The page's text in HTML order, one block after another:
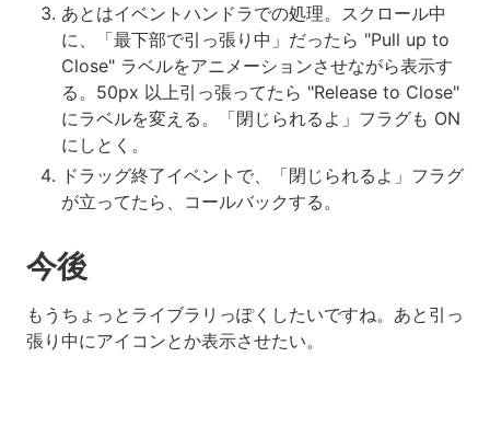
あとはイベントハンドラでの処理。スクロール中
に、「最下部で引っ張り中」だったら "Pull up to
Close" ラベルをアニメーションさせながら表示す
る。50px 以上引っ張ってたら "Release to Close"
にラベルを変える。「閉じられるよ」フラグも ON
にしとく。
ドラッグ終了イベントで、「閉じられるよ」フラグ
が立ってたら、コールバックする。
今後
もうちょっとライブラリっぽくしたいですね。あと引っ
張り中にアイコンとか表示させたい。